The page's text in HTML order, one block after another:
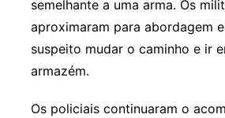
semelhante a uma arma. Os
aproximaram para abordagem
suspeito mudar o caminho e ir
armazém.
Os policiais continuaram o